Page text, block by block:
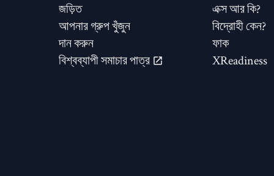
জড়িত
আপনার গ্রুপ খুঁজুন
দান করুন
বিশ্বব্যাপী সমাচার পাত্র
এক্স আর কি?
বিদ্রোহী কেন?
ফাক
XReadiness